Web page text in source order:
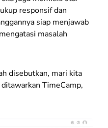
responsif dan
siap menjawab
masalah
disebutkan, mari kita
TimeCamp,